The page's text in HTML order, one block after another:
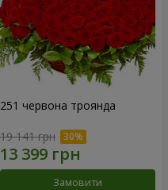
251 червона троянда
19 141 грн
Замовити